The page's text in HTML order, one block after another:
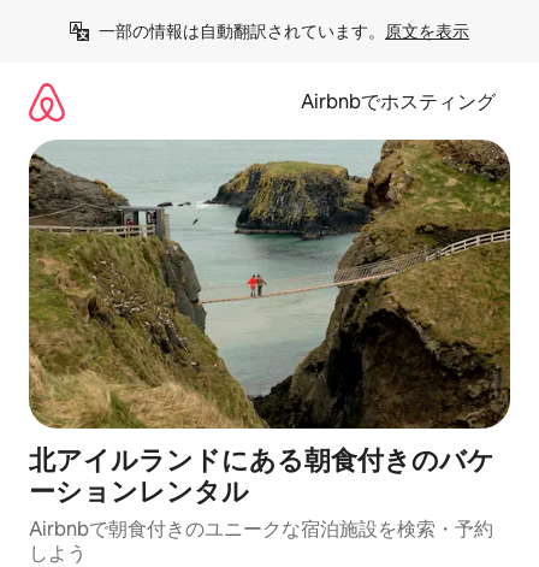
一部の情報は自動翻訳されています。 原文を表示
Airbnbでホスティング
北アイルランドにある朝食付きのバケ
ーションレンタル
Airbnbで朝食付きのユニークな宿泊施設を検索・予約
しよう